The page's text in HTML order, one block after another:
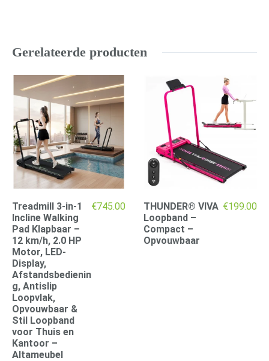
Gerelateerde producten
Treadmill 3-in-1
Incline Walking
Pad Klapbaar –
12 km/h, 2.0 HP
Motor, LED-
Display,
Afstandsbedienin
g, Antislip
Loopvlak,
Opvouwbaar &
Stil Loopband
voor Thuis en
Kantoor –
Altameubel
€745.00
THUNDER® VIVA
Loopband –
Compact –
Opvouwbaar
€199.00